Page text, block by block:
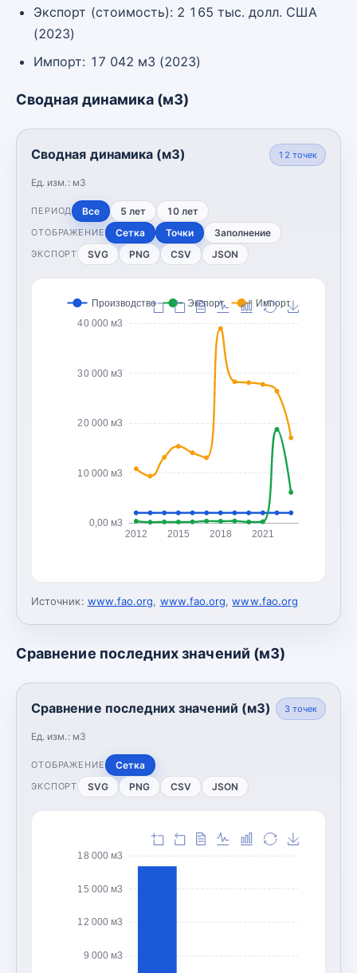
Экспорт (стоимость): 2 165 тыс. долл. США
(2023)
Импорт: 17 042 м3 (2023)
Сводная динамика (м3)
Сводная динамика (м3)
Ед. изм.: м3
12 точек
ПЕРИОД Все 5 лет 10 лет
ОТОБРАЖЕНИЕ Сетка Точки Заполнение
ЭКСПОРТ SVG PNG CSV JSON
0,00 м3
10 000 м3
20 000 м3
30 000 м3
40 000 м3
2012 2015 2018 2021
Производство Экспорт Импорт
Источник: www.fao.org, www.fao.org,www.fao.org
Сравнение последних значений (м3)
Сравнение последних значений (м3)
Ед. изм.: м3
3точек
ОТОБРАЖЕНИЕ Сетка
ЭКСПОРТ SVG PNG CSV JSON
9 000 м3
12 000 м3
15 000 м3
18 000 м3